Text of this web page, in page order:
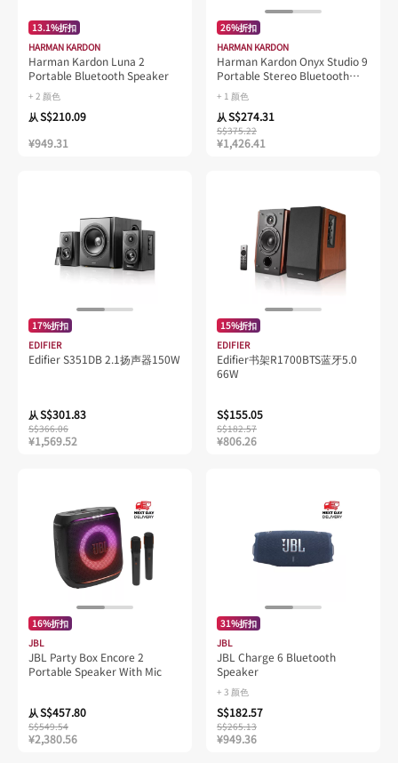
13.1%折扣
HARMAN KARDON
Harman Kardon Luna 2
Portable Bluetooth Speaker
+ 2 颜色
从S$210.09
¥949.31
26%折扣
HARMAN KARDON
Harman Kardon Onyx Studio 9
Portable Stereo Bluetooth
Home Speaker
+ 1 颜色
从S$274.31
S$375.22
¥1,426.41
17%折扣
EDIFIER
Edifier S351DB 2.1扬声器150W
从S$301.83
S$366.06
¥1,569.52
15%折扣
EDIFIER
Edifier书架R1700BTS蓝牙5.0
66W
S$155.05
S$182.57
¥806.26
16%折扣
JBL
JBL Party Box Encore 2
Portable Speaker With Mic
从S$457.80
S$549.54
¥2,380.56
31%折扣
JBL
JBL Charge 6 Bluetooth
Speaker
+ 3 颜色
S$182.57
S$265.13
¥949.36